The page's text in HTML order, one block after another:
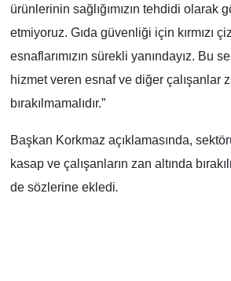
ürünlerinin sağlığımızın tehdidi olarak
etmiyoruz. Gıda güvenliği için kırmızı
esnaflarımızın sürekli yanındayız. Bu
hizmet veren esnaf ve diğer çalışanlar
bırakılmamalıdır.”
Başkan Korkmaz açıklamasında,
kasap ve çalışanların zan altında
de sözlerine ekledi.